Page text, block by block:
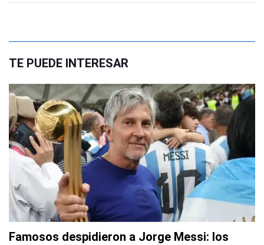
TE PUEDE INTERESAR
Famosos despidieron a Jorge Messi: los